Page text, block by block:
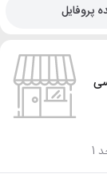
پروفایل